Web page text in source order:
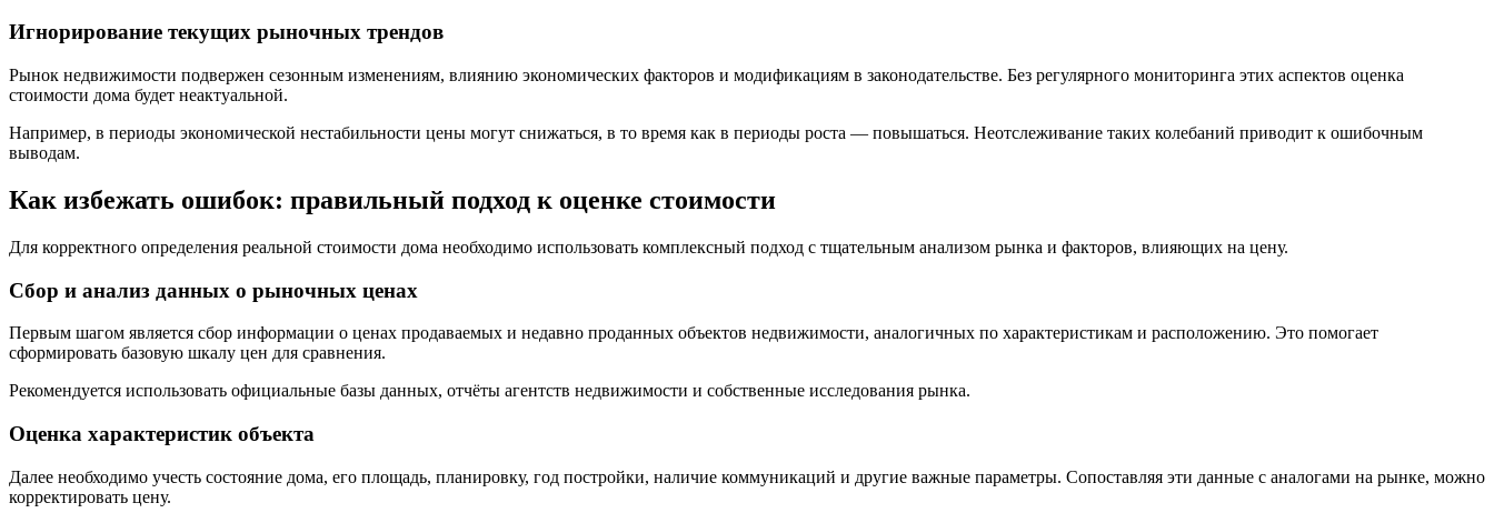
Игнорирование текущих рыночных трендов
Рынок недвижимости подвержен сезонным изменениям, влиянию экономических факторов и модификациям в законодательстве. Без регулярного мониторинга этих аспектов оценка
стоимости дома будет неактуальной.
Например, в периоды экономической нестабильности цены могут снижаться, в то время как в периоды роста — повышаться. Неотслеживание таких колебаний приводит к ошибочным
выводам.
Как избежать ошибок: правильный подход к оценке стоимости
Для корректного определения реальной стоимости дома необходимо использовать комплексный подход с тщательным анализом рынка и факторов, влияющих на цену.
Сбор и анализ данных о рыночных ценах
Первым шагом является сбор информации о ценах продаваемых и недавно проданных объектов недвижимости, аналогичных по характеристикам и расположению. Это помогает
сформировать базовую шкалу цен для сравнения.
Рекомендуется использовать официальные базы данных, отчёты агентств недвижимости и собственные исследования рынка.
Оценка характеристик объекта
Далее необходимо учесть состояние дома, его площадь, планировку, год постройки, наличие коммуникаций и другие важные параметры. Сопоставляя эти данные с аналогами на рынке, можно
корректировать цену.